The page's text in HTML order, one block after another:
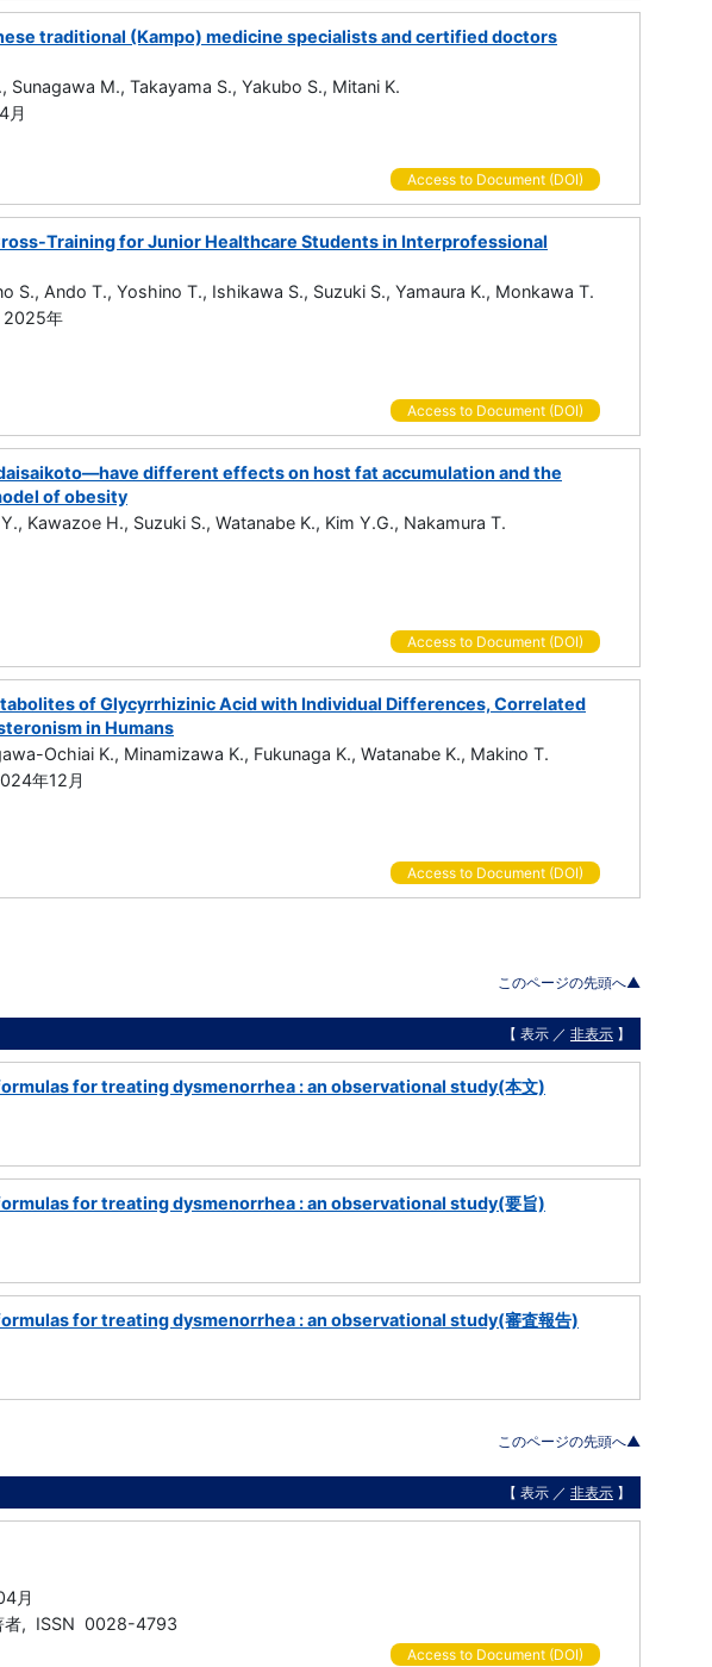
traditional (Kampo) medicine specialists and certified doctors
M., Takayama S., Yakubo S., Mitani K.
月
Access to Document (DOI)
Training for Junior Healthcare Students in Interprofessional
S., Ando T., Yoshino T., Ishikawa S., Suzuki S., Yamaura K., Monkawa T.
年
Access to Document (DOI)
different effects on host fat accumulation and the
of obesity
Kawazoe H., Suzuki S., Watanabe K., Kim Y.G., Nakamura T.
Access to Document (DOI)
of Glycyrrhizinic Acid with Individual Differences, Correlated
in Humans
Ochiai K., Minamizawa K., Fukunaga K., Watanabe K., Makino T.
年12月
Access to Document (DOI)
このページの先頭へ▲
【 表示 ／ 非表示 】
for treating dysmenorrhea : an observational study(本文)
for treating dysmenorrhea : an observational study(要旨)
for treating dysmenorrhea : an observational study(審査報告)
このページの先頭へ▲
【 表示 ／ 非表示 】
月
者, ISSN 0028-4793
Access to Document (DOI)